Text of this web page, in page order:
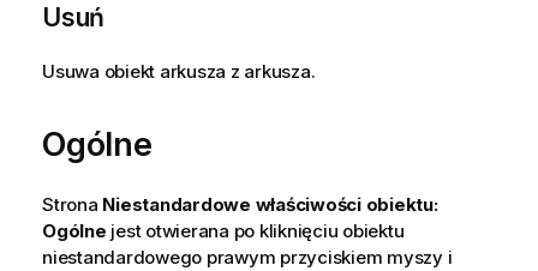
Usuń
Usuwa obiekt arkusza z arkusza.
Ogólne
Strona Niestandardowe właściwości obiektu:
Ogólne jest otwierana po kliknięciu obiektu
niestandardowego prawym przyciskiem myszy i